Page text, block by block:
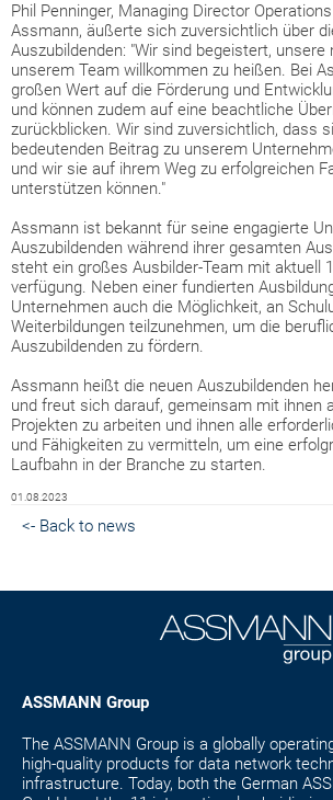
Phil Penninger, Managing Director
Assmann, äußerte sich zuversichtlich über
Auszubildenden: "Wir sind begeistert, unsere
unserem Team willkommen zu heißen. Bei
großen Wert auf die Förderung und
und können zudem auf eine beachtliche
zurückblicken. Wir sind zuversichtlich, dass
bedeutenden Beitrag zu unserem
und wir sie auf ihrem Weg zu erfolgreichen
unterstützen können."
Assmann ist bekannt für seine engagierte
Auszubildenden während ihrer gesamten
steht ein großes Ausbilder-Team mit aktuell
verfügung. Neben einer fundierten
Unternehmen auch die Möglichkeit, an
Weiterbildungen teilzunehmen, um die
Auszubildenden zu fördern.
Assmann heißt die neuen Auszubildenden
und freut sich darauf, gemeinsam mit ihnen
Projekten zu arbeiten und ihnen alle
und Fähigkeiten zu vermitteln, um eine
Laufbahn in der Branche zu starten.
01.08.2023
<- Back to news
ASSMANN Group
The ASSMANN Group is a globally
high-quality products for data network
infrastructure. Today, both the German